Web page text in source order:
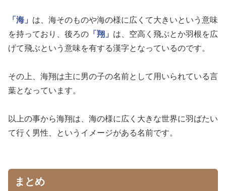
「海」 は、海そのものや海の様に広くて大きいという意味
を持っており、後ろの 「翔」 は、空高く飛ぶとか羽根を広
げて飛ぶという意味を有する漢字となっているのです。
その上、海翔は主に男の子の名前として用いられている言
葉となっています。
以上の事から海翔は、海の様に広く大きな世界に羽ばたい
て行く男性、というイメージがある名前です。
まとめ